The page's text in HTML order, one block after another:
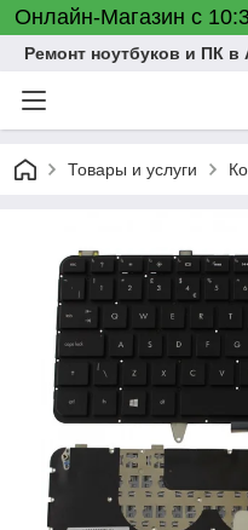
Онлайн-Магазин с
Ремонт ноутбуков и ПК в
Товары и услуги